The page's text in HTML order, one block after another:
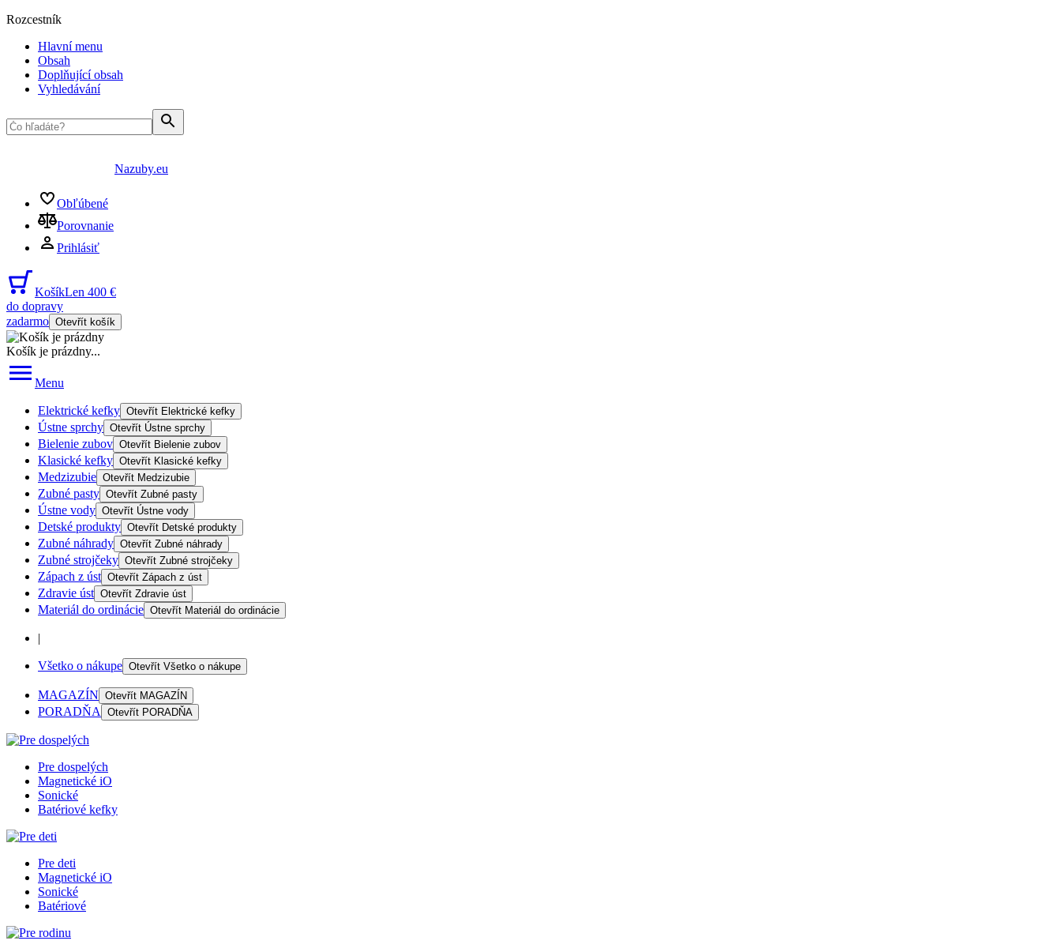
Rozcestník
Hlavní menu
Obsah
Doplňující obsah
Vyhledávání
Nazuby.eu
Obľúbené
Porovnanie
Prihlásiť
KošíkLen 400 €
do dopravy
zadarmo Otevřít košík
Košík je prázdny...
Menu
Elektrické kefky Otevřít Elektrické kefky
Ústne sprchy Otevřít Ústne sprchy
Bielenie zubov Otevřít Bielenie zubov
Klasické kefky Otevřít Klasické kefky
Medzizubie Otevřít Medzizubie
Zubné pasty Otevřít Zubné pasty
Ústne vody Otevřít Ústne vody
Detské produkty Otevřít Detské produkty
Zubné náhrady Otevřít Zubné náhrady
Zubné strojčeky Otevřít Zubné strojčeky
Zápach z úst Otevřít Zápach z úst
Zdravie úst Otevřít Zdravie úst
Materiál do ordinácie Otevřít Materiál do ordinácie
|
Všetko o nákupe Otevřít Všetko o nákupe
MAGAZÍN Otevřít MAGAZÍN
PORADŇA Otevřít PORADŇA
Pre dospelých
Magnetické iO
Sonické
Batériové kefky
Pre deti
Magnetické iO
Sonické
Batériové